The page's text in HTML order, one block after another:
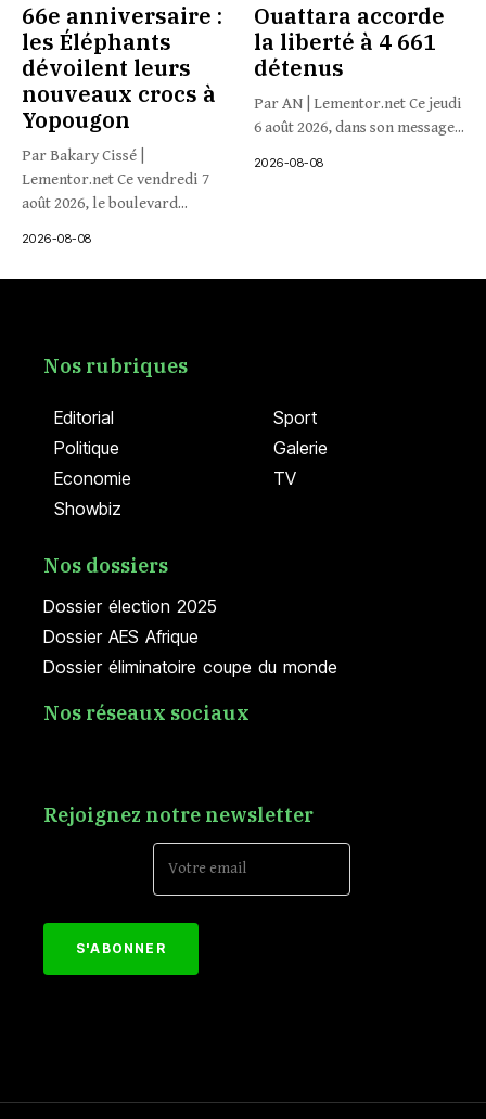
66e anniversaire :
les Éléphants
dévoilent leurs
nouveaux crocs à
Yopougon
Par Bakary Cissé |
Lementor.net Ce vendredi 7
août 2026, le boulevard...
2026-08-08
Ouattara accorde
la liberté à 4 661
détenus
Par AN | Lementor.net Ce jeudi
6 août 2026, dans son message...
2026-08-08
Editorial
Politique
Economie
Showbiz
Sport
Galerie
TV
Nos rubriques
Dossier élection 2025
Dossier AES Afrique
Dossier éliminatoire coupe du monde
Nos dossiers
Nos réseaux sociaux
Rejoignez notre newsletter